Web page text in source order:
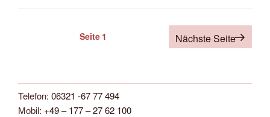
Seitennummerierung
Seite 1 Nächste Seite
Telefon: 06321 -67 77 494
Mobil: +49 – 177 – 27 62 100